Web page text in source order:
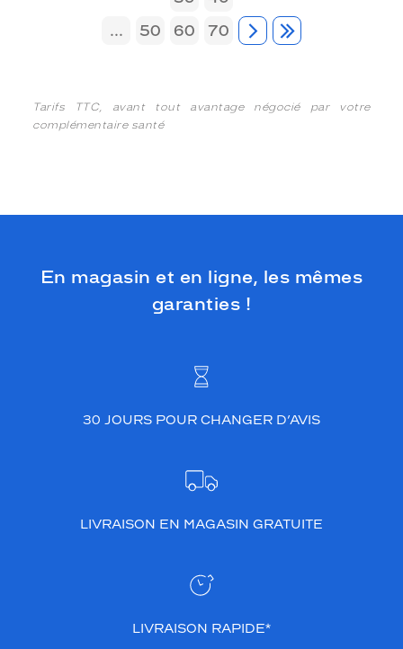
...
50 60 70
Tarifs TTC, avant tout avantage négocié par votre
complémentaire santé
En magasin et en ligne, les mêmes
garanties !
30 JOURS POUR CHANGER D’AVIS
LIVRAISON EN MAGASIN GRATUITE
LIVRAISON RAPIDE*